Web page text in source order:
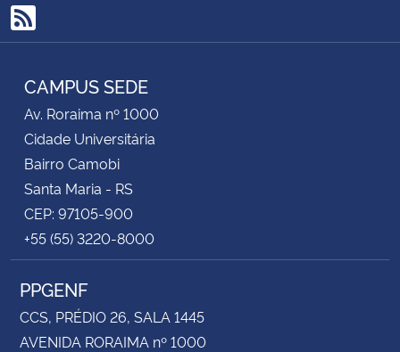
RSS
CAMPUS SEDE
Av. Roraima nº 1000
Cidade Universitária
Bairro Camobi
Santa Maria - RS
CEP: 97105-900
+55 (55) 3220-8000
PPGENF
CCS, PRÉDIO 26, SALA 1445
AVENIDA RORAIMA nº 1000